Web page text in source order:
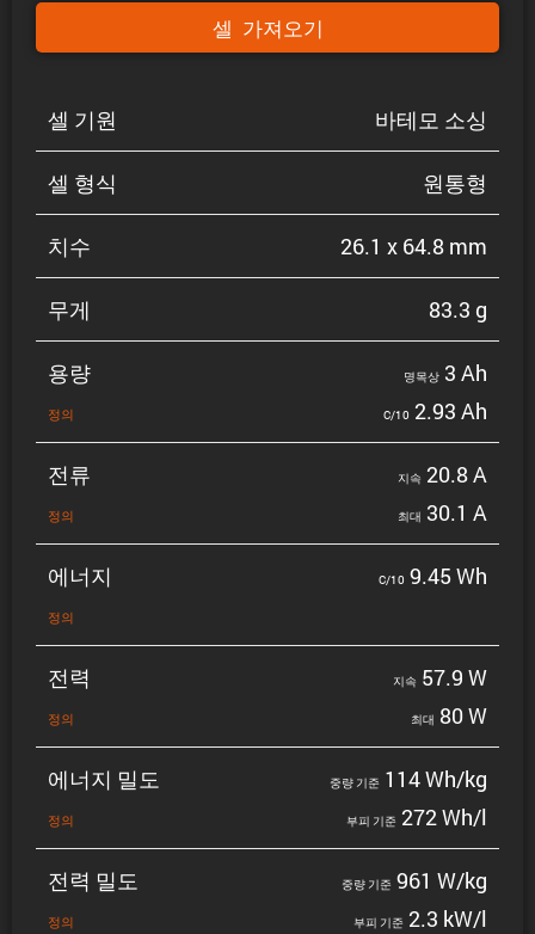
셀 가져오기
셀 기원 바테모 소싱
셀 형식 원통형
치수 26.1 x 64.8 mm
무게 83.3 g
용량
정의
명목상 3 Ah
C/10 2.93 Ah
전류
정의
지속 20.8 A
최대 30.1 A
에너지
정의
C/10 9.45 Wh
전력
정의
지속 57.9 W
최대 80 W
에너지 밀도
정의
중량 기준 114 Wh/kg
부피 기준 272 Wh/l
전력 밀도
정의
중량 기준 961 W/kg
부피 기준 2.3 kW/l